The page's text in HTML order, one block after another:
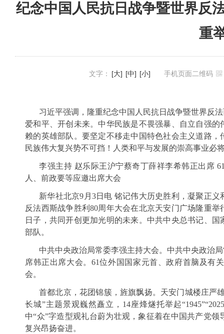
纪念中国人民抗日战争暨世界反
重
文字： [大] [中] [小] 手机页面二维码
习近平强调，隆重纪念中国人民抗日战争暨世界反
爱和平、开创未来。中华民族是不畏强暴、自立自强
赖的英雄部队。要坚定不移走中国特色社会主义道路
民族伟大复兴势不可挡！人类和平与发展的崇高事业必
李强主持 赵乐际王沪宁蔡奇丁薛祥李希韩正出席
人、前政要等应邀出席大会
新华社北京9月3日电 铭记伟大历史胜利，凝聚正
反法西斯战争胜利80周年大会在北京天安门广场隆重
日子，共同开创更加光明的未来。中共中央总书记、
部队。
中共中央政治局常委李强主持大会。中共中央政治
席韩正出席大会。61位外国国家元首、政府首脑及有
会。
首都北京，花团锦簇，旌旗飘扬。天安门城楼庄严
长城”主题景观巍然矗立，14座烽燧托举起
中“众”字造型观礼台蔚为壮观，象征着在中国共产党
复兴昂扬奋进。